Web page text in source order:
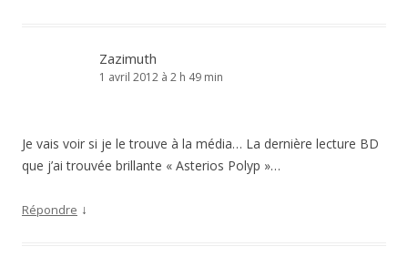
Zazimuth
1 avril 2012 à 2 h 49 min
Je vais voir si je le trouve à la média… La dernière lecture BD
que j’ai trouvée brillante « Asterios Polyp »…
Répondre ↓